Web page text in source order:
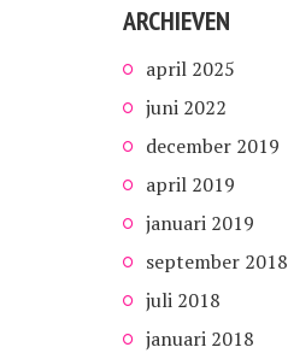
ARCHIEVEN
april 2025
juni 2022
december 2019
april 2019
januari 2019
september 2018
juli 2018
januari 2018